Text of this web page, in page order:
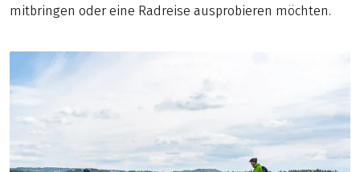
mitbringen oder eine Radreise ausprobieren möchten.